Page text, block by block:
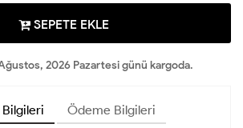
SEPETE EKLE
2026 Pazartesi günü kargoda.
Ödeme Bilgileri